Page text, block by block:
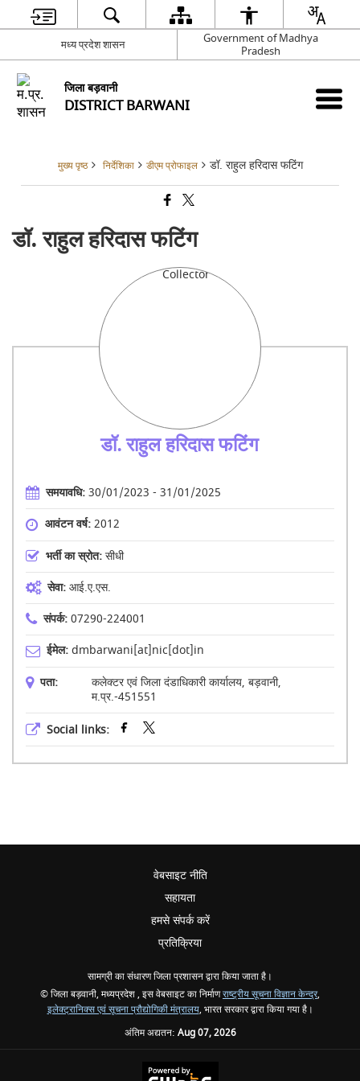
मध्‍य प्रदेश शासन
Government of Madhya
Pradesh
जिला बड़वानी
DISTRICT BARWANI
मुख्य पृष्ठ निर्देशिका डीएम प्रोफाइल डॉ. राहुल हरिदास फटिंग
डॉ. राहुल हरिदास फटिंग
डॉ. राहुल हरिदास फटिंग
समयावधि:30/01/2023 - 31/01/2025
आवंटन वर्ष:2012
भर्ती का स्रोत:सीधी
सेवा:आई.ए.एस.
संपर्क:07290-224001
ईमेल:dmbarwani[at]nic[dot]in
पता:
कलेक्टर एवं जिला दंडाधिकारी कार्यालय, बड़वानी,
म.प्र.-451551
Social links:
वेबसाइट नीति
सहायता
हमसे संपर्क करें
प्रतिक्रिया
सामग्री का संधारण जिला प्रशासन द्वारा किया जाता है।
© जिला बड़वानी, मध्यप्रदेश , इस वेबसाइट का निर्माणराष्ट्रीय सूचना विज्ञान केन्द्र,
इलेक्ट्रानिक्स एवं सूचना प्रौद्योगिकी मंत्रालय, भारत सरकार द्वारा किया गया है।
अंतिम अद्यतन: Aug 07, 2026